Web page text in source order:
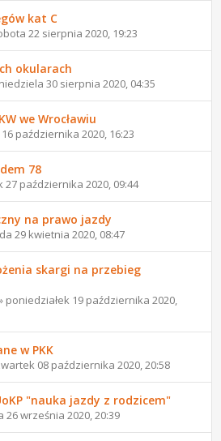
kat C
22 sierpnia 2020, 19:23
okularach
30 sierpnia 2020, 04:35
we Wrocławiu
października 2020, 16:23
78
27 października 2020, 09:44
na prawo jazdy
29 kwietnia 2020, 08:47
skargi na przebieg
poniedziałek 19 października 2020,
w PKK
08 października 2020, 20:58
"nauka jazdy z rodzicem"
26 września 2020, 20:39